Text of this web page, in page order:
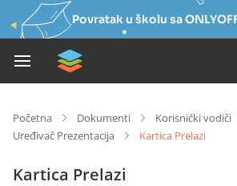
Povratak u školu sa
Početna Dokumenti
Korisnički vodiči
Uređivač Prezentacija
Kartica Prelazi
Kartica Prelazi